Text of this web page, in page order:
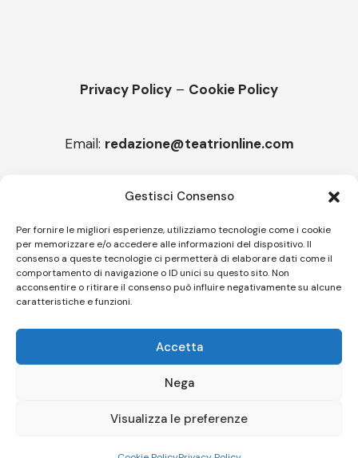
Gestisci Consenso
Per fornire le migliori esperienze, utilizziamo tecnologie come i cookie
per memorizzare e/o accedere alle informazioni del dispositivo. Il
consenso a queste tecnologie ci permetterà di elaborare dati come il
comportamento di navigazione o ID unici su questo sito. Non
acconsentire o ritirare il consenso può influire negativamente su alcune
caratteristiche e funzioni.
Accetta
Nega
Visualizza le preferenze
Privacy Policy – Cookie Policy
Email: redazione@teatrionline.com
“Armonie d’arte” attende Joey Calderazzo
Firenze - SEO BY SIMONE ROMPIETTI SR WEB
Le tue preferenze relative alla privacy